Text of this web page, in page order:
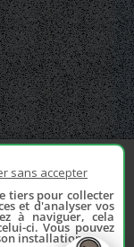
sans accepter
tiers pour collecter
et d'analyser vos
à naviguer, cela
ci. Vous pouvez
installation.